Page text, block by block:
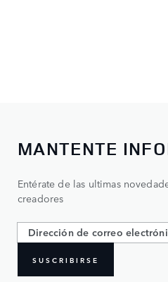
MANTENTE
Entérate de las ultimas
creadores
SUSCRIBIRSE